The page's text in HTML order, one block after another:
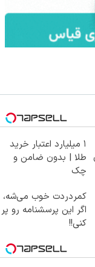
۱ میلیارد اعتبار خرید
طلا | بدون ضامن و
چک
کمردردت خوب می‌شه،
اگر این پرسشنامه رو پر
کنی!!